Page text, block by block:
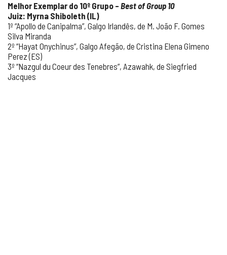
Melhor Exemplar do 10º Grupo – Best of Group 10
Juiz: Myrna Shiboleth (IL)
1º “Apollo de Canipalma”, Galgo Irlandês, de M. João F. Gomes
Silva Miranda
2º “Hayat Onychinus”, Galgo Afegão, de Cristina Elena Gimeno
Perez (ES)
3º “Nazgul du Coeur des Tenebres”, Azawahk, de Siegfried
Jacques